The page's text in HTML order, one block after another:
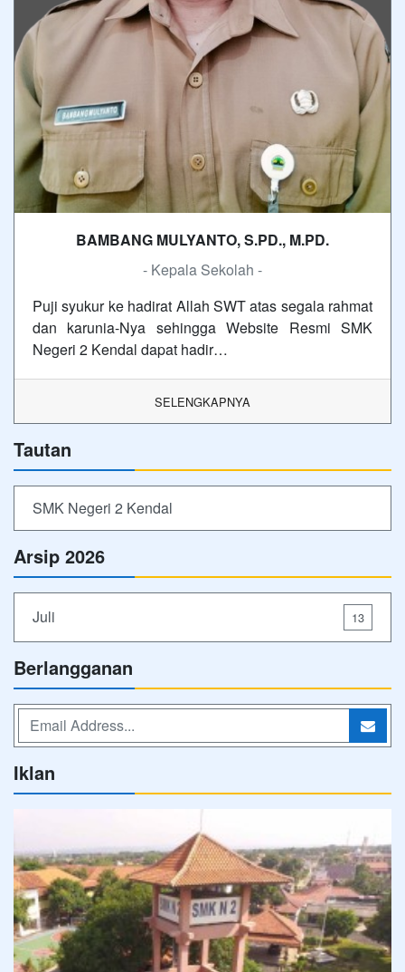
BAMBANG MULYANTO, S.PD., M.PD.
- Kepala Sekolah -
Puji syukur ke hadirat Allah SWT atas segala rahmat
dan karunia-Nya sehingga Website Resmi SMK
Negeri 2 Kendal dapat hadir…
SELENGKAPNYA
Tautan
SMK Negeri 2 Kendal
Arsip 2026
Juli 13
Berlangganan
Iklan